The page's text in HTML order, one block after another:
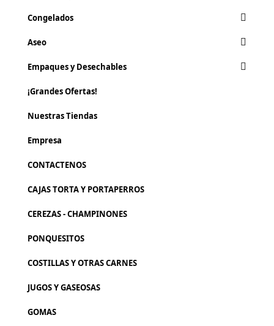
Congelados
Aseo
Empaques y Desechables
¡Grandes Ofertas!
Nuestras Tiendas
Empresa
CONTACTENOS
CAJAS TORTA Y PORTAPERROS
CEREZAS - CHAMPINONES
PONQUESITOS
COSTILLAS Y OTRAS CARNES
JUGOS Y GASEOSAS
GOMAS